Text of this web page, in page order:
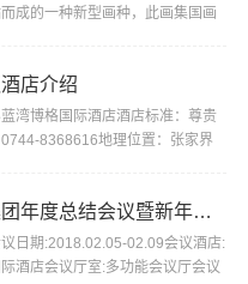
成的一种新型画种，此画集国画
店介绍
湾博格国际酒店酒店标准：尊贵
8368616地理位置：张家界
广州百康源集团年度总结会议暨新年晚会
日期:2018.02.05-02.09会议酒店:
酒店会议厅室:多功能会议厅会议